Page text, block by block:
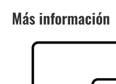
Más información